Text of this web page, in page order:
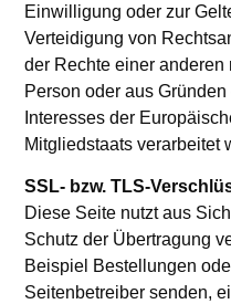
Einwilligung oder zur
Verteidigung von
der Rechte einer
Person oder aus
Interesses der
Mitgliedstaats verarbeitet
SSL- bzw. TLS-
Diese Seite nutzt aus
Schutz der Übertragung
Beispiel Bestellungen
Seitenbetreiber senden,